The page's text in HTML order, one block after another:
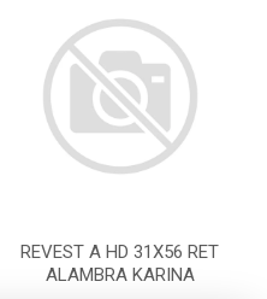
REVEST A HD 31X56 RET
ALAMBRA KARINA